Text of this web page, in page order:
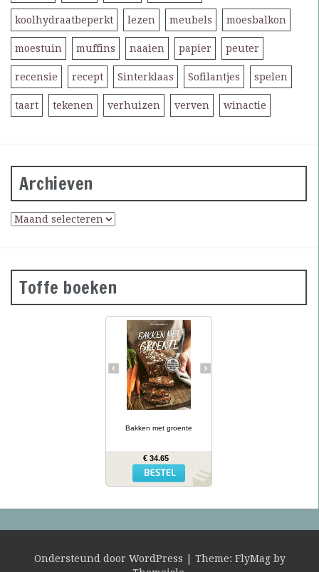
koolhydraatbeperkt lezen meubels moesbalkon
moestuin muffins naaien papier peuter
recensie recept Sinterklaas Sofilantjes spelen
taart tekenen verhuizen verven winactie
Archieven
Toffe boeken
courgettebaguettes,
wortelbroodjes en
roggecrackers met
knolselderij: wanneer je
groente in het deeg doet,
krijg je mals en kleurrijk
brood dat ook nog eens
gezonder is dan gewoon
brood. In Bakken met
kookboekenauteur en
recepten (waarvan vele
glutenvrij) voor broden,
bolletjes, baguettes,
crackers en zoete
is niet alleen heerlijk,
voedingswaarde!
… lees meer
Bakken met groente
€ 34.65
Ondersteund door WordPress Theme: FlyMagby